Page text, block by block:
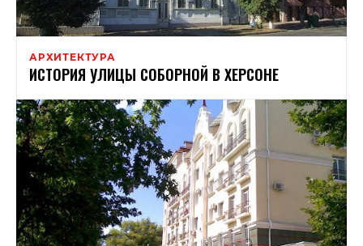
АРХИТЕКТУРА
ИСТОРИЯ УЛИЦЫ СОБОРНОЙ В ХЕРСОНЕ